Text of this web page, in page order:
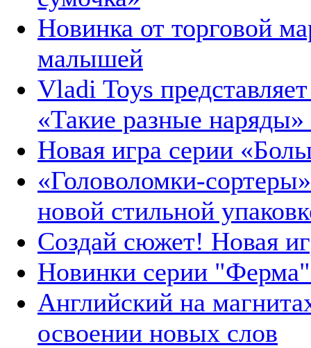
Новинка от торговой
малышей
Vladi Toys
«Такие разные
Новая игра серии
«Головоломки-
новой стильной
Создай сюжет! Новая
Новинки серии
Английский на
освоении новых слов